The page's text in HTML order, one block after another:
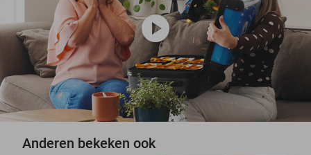
play_circle
Anderen bekeken ook